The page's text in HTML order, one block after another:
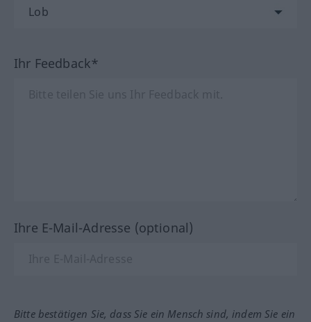
Ihr Feedback*
Ihre E-Mail-Adresse (optional)
Bitte bestätigen Sie, dass Sie ein Mensch sind, indem Sie ein